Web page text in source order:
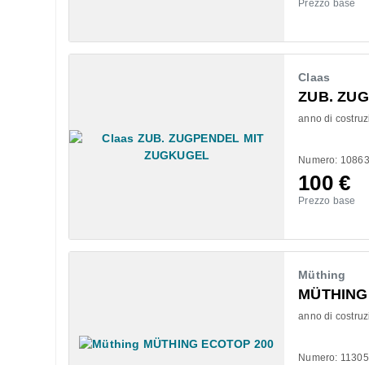
Prezzo base
Claas
ZUB.
anno di
Numero:
100 €
Prezzo base
Müthing
anno di
Numero: